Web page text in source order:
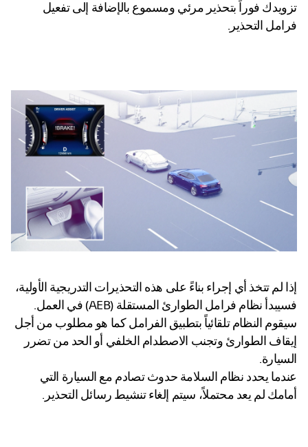
تزويدك فوراً بتحذير مرئي ومسموع بالإضافة إلى تفعيل
فرامل التحذير.
إذا لم تتخذ أي إجراء بناءً على هذه التحذيرات التدريجية الأولية،
فسيبدأ نظام فرامل الطوارئ المستقلة (AEB) في العمل.
سيقوم النظام تلقائياً بتطبيق الفرامل كما هو مطلوب من أجل
إيقاف الطوارئ وتجنب الاصطدام الخلفي أو الحد من تضرر
السيارة.
عندما يحدد نظام السلامة حدوث تصادم مع السيارة التي
أمامك لم يعد محتملاً، سيتم إلغاء تنشيط رسائل التحذير.